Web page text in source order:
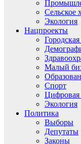
Сельское
Экология
Нацпроекты
Городская
Малый
Спорт
Цифровая
Экология
Политика
Выборы
Депутаты
Законы